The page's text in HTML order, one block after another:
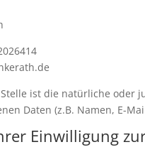
ist die natürliche oder
Daten (z.B. Namen, E-
Einwilligung